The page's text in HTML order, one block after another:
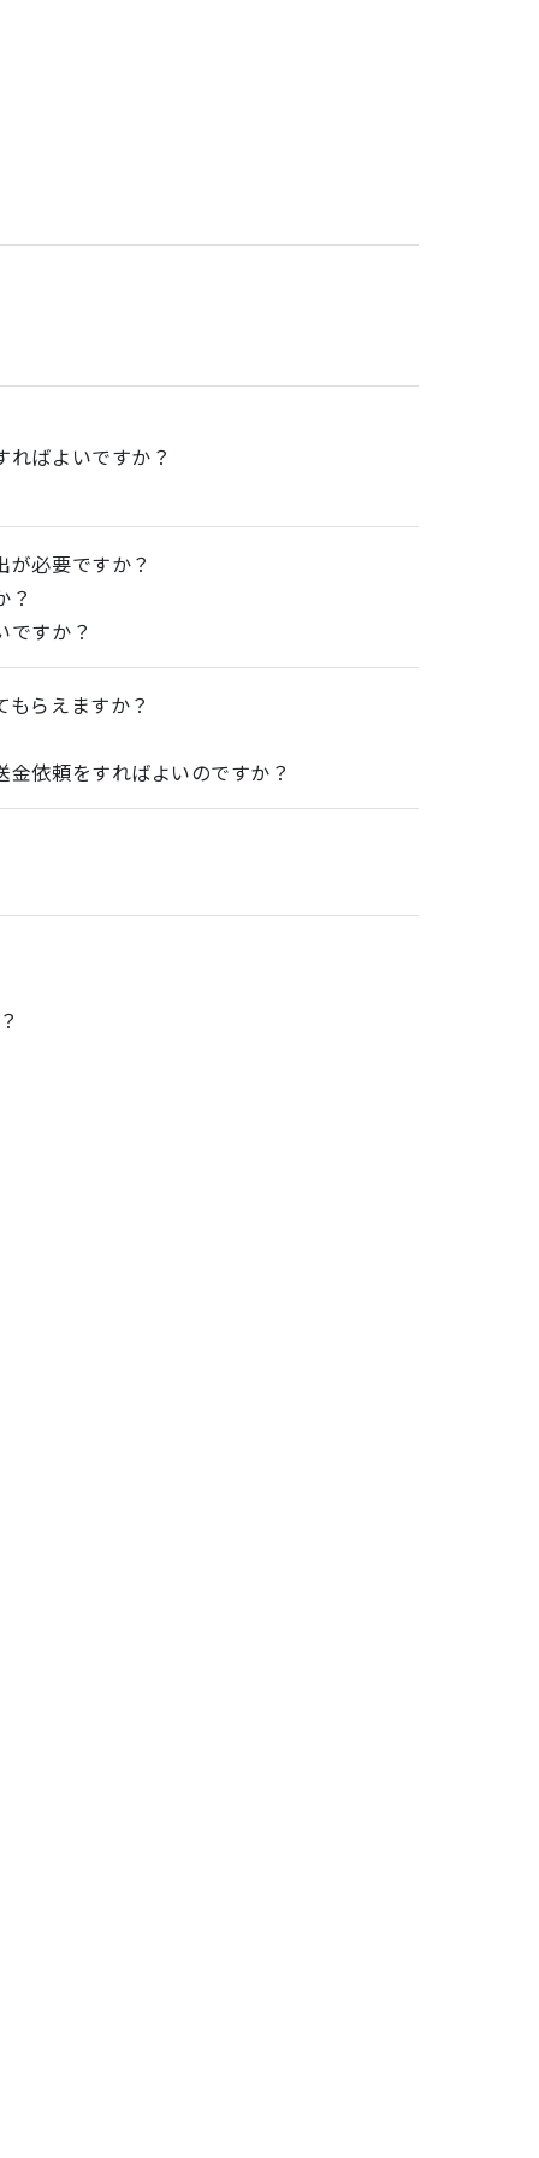
ればよいですか？
必要ですか？
？
ですか？
らえますか？
依頼をすればよいのですか？